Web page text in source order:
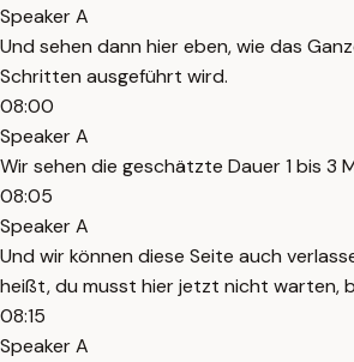
Speaker A
Und sehen dann hier eben, wie das
Schritten ausgeführt wird.
08:00
Speaker A
Wir sehen die geschätzte Dauer 1 bis 3
08:05
Speaker A
Und wir können diese Seite auch
heißt, du musst hier jetzt nicht warten,
08:15
Speaker A